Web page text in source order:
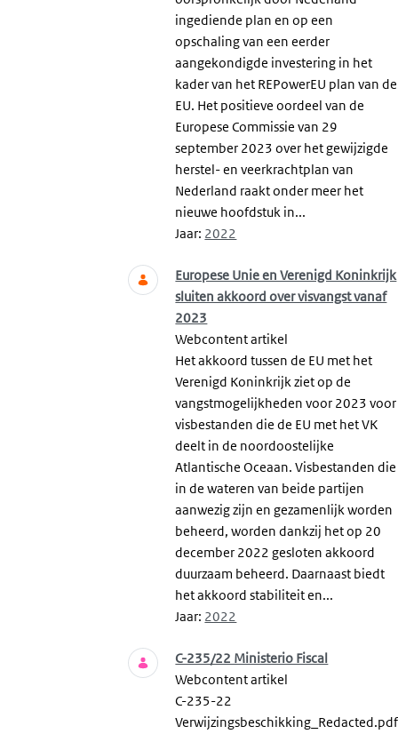
ingediende plan en op een
opschaling van een eerder
aangekondigde investering in het
kader van het REPowerEU plan van de
EU. Het positieve oordeel van de
Europese Commissie van 29
september 2023 over het gewijzigde
herstel- en veerkrachtplan van
Nederland raakt onder meer het
nieuwe hoofdstuk in...
Jaar: 2022
Europese Unie en Verenigd Koninkrijk
sluiten akkoord over visvangst vanaf
2023
Webcontent artikel
Het akkoord tussen de EU met het
Verenigd Koninkrijk ziet op de
vangstmogelijkheden voor 2023 voor
visbestanden die de EU met het VK
deelt in de noordoostelijke
Atlantische Oceaan. Visbestanden die
in de wateren van beide partijen
aanwezig zijn en gezamenlijk worden
beheerd, worden dankzij het op 20
december 2022 gesloten akkoord
duurzaam beheerd. Daarnaast biedt
het akkoord stabiliteit en...
Jaar: 2022
C-235/22 Ministerio Fiscal
Webcontent artikel
C-235-22
Verwijzingsbeschikking_Redacted.pdf